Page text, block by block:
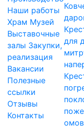
Наши работы
Храм Музей
Выставочные
залы Закупки,
реализация
Вакансии
Полезные
ссылки
Отзывы
Контакты
для